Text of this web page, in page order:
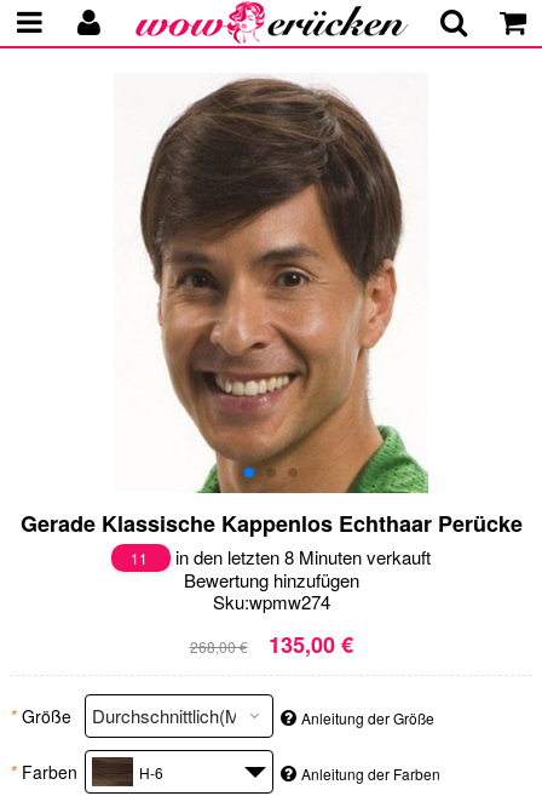
Gerade Klassische Kappenlos Echthaar Perücke
11
in den letzten 8 Minuten verkauft
Bewertung hinzufügen
Sku:wpmw274
268,00 € 135,00 €
* Größe Anleitung der Größe
* Farben H-6 Anleitung der Farben